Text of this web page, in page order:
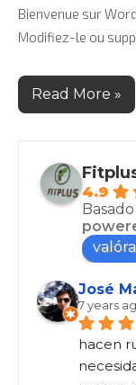
Bienvenue sur
Modifiez-le ou
Read More »
4.9
José
7 years
hacen